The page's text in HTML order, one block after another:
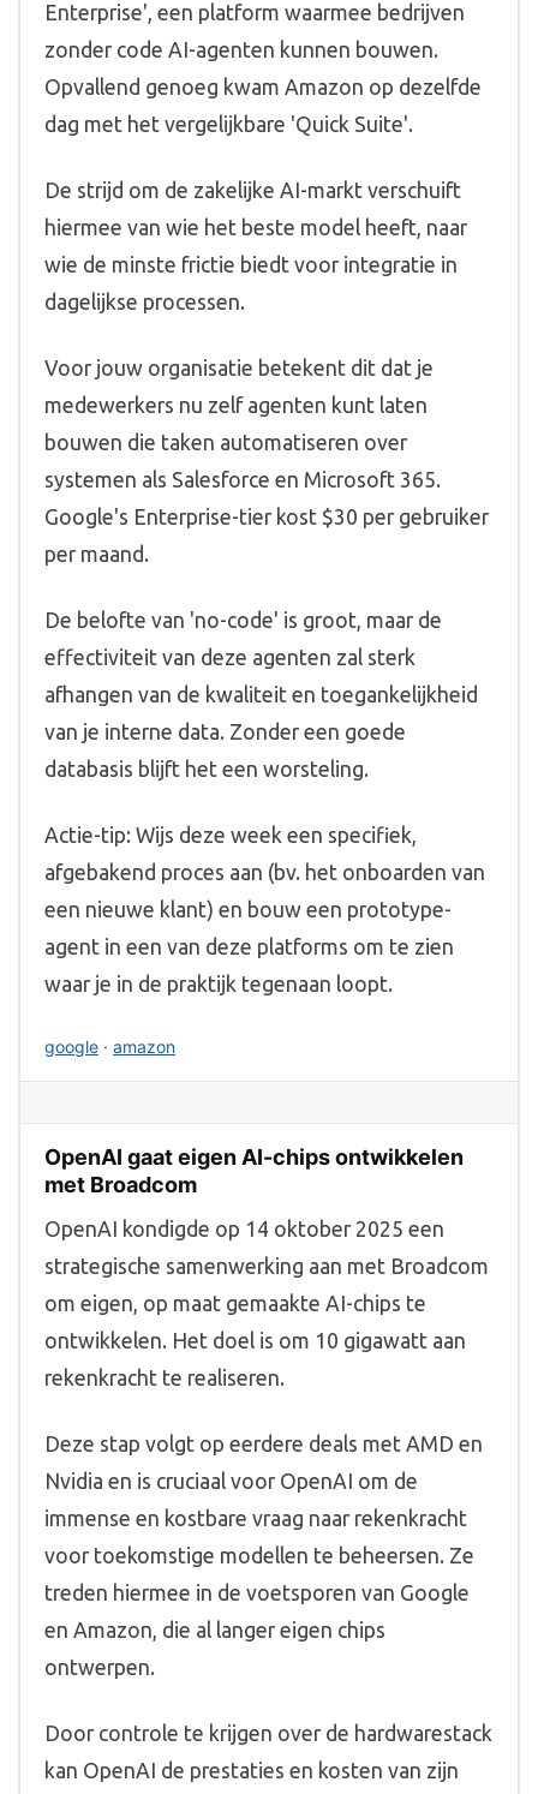
Enterprise', een platform waarmee bedrijven
zonder code AI-agenten kunnen bouwen.
Opvallend genoeg kwam Amazon op dezelfde
dag met het vergelijkbare 'Quick Suite'.
De strijd om de zakelijke AI-markt verschuift
hiermee van wie het beste model heeft, naar
wie de minste frictie biedt voor integratie in
dagelijkse processen.
Voor jouw organisatie betekent dit dat je
medewerkers nu zelf agenten kunt laten
bouwen die taken automatiseren over
systemen als Salesforce en Microsoft 365.
Google's Enterprise-tier kost $30 per gebruiker
per maand.
De belofte van 'no-code' is groot, maar de
effectiviteit van deze agenten zal sterk
afhangen van de kwaliteit en toegankelijkheid
van je interne data. Zonder een goede
databasis blijft het een worsteling.
Actie-tip: Wijs deze week een specifiek,
afgebakend proces aan (bv. het onboarden van
een nieuwe klant) en bouw een prototype-
agent in een van deze platforms om te zien
waar je in de praktijk tegenaan loopt.
google · amazon
OpenAI gaat eigen AI-chips ontwikkelen
met Broadcom
OpenAI kondigde op 14 oktober 2025 een
strategische samenwerking aan met Broadcom
om eigen, op maat gemaakte AI-chips te
ontwikkelen. Het doel is om 10 gigawatt aan
rekenkracht te realiseren.
Deze stap volgt op eerdere deals met AMD en
Nvidia en is cruciaal voor OpenAI om de
immense en kostbare vraag naar rekenkracht
voor toekomstige modellen te beheersen. Ze
treden hiermee in de voetsporen van Google
en Amazon, die al langer eigen chips
ontwerpen.
Door controle te krijgen over de hardwarestack
kan OpenAI de prestaties en kosten van zijn